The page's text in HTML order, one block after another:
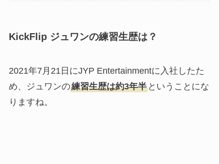
KickFlip ジュワンの練習生歴は？
2021年7月21日にJYP Entertainmentに入社したた
め、ジュワンの練習生歴は約3年半ということにな
りますね。